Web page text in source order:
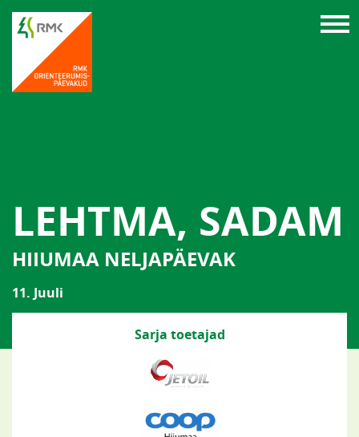
LEHTMA, SADAM
HIIUMAA NELJAPÄEVAK
11. Juuli
Sarja toetajad